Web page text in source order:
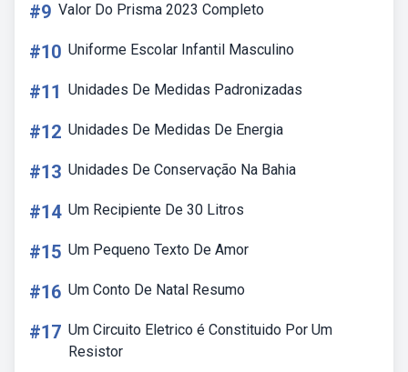
#9 Valor Do Prisma 2023 Completo
#10 Uniforme Escolar Infantil Masculino
#11 Unidades De Medidas Padronizadas
#12 Unidades De Medidas De Energia
#13 Unidades De Conservação Na Bahia
#14 Um Recipiente De 30 Litros
#15 Um Pequeno Texto De Amor
#16 Um Conto De Natal Resumo
#17 Um Circuito Eletrico é Constituido Por Um
Resistor